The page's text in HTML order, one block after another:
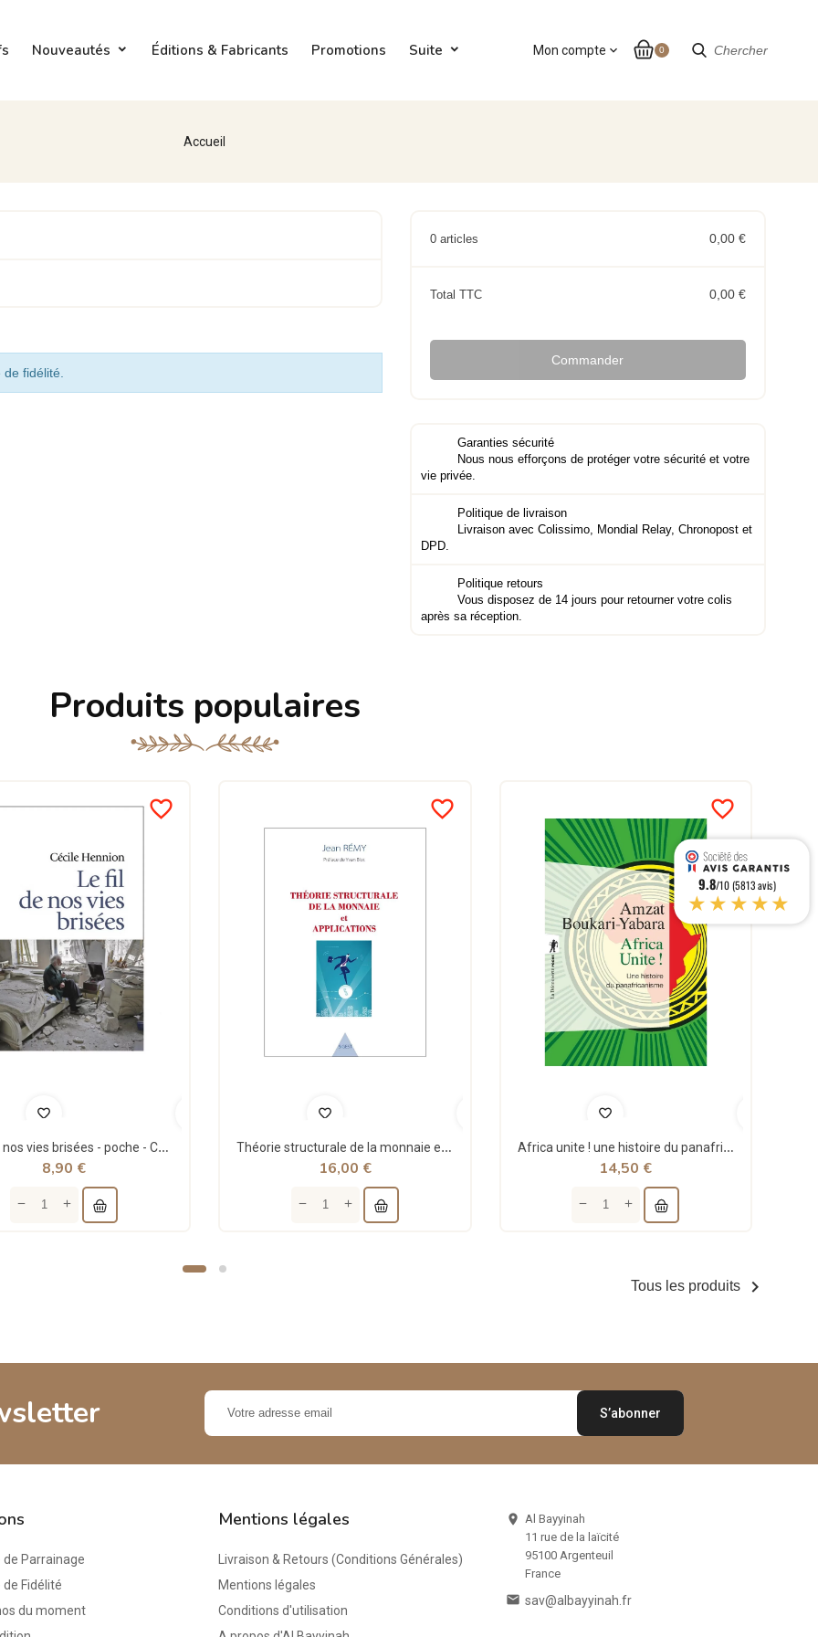
Chercher
Nouveautés Éditions & Fabricants Promotions Suite 0
Mon compte expand_more
Accueil
fidélité.
0 articles 0,00 €
Total TTC 0,00 €
Commander
Garanties sécurité
Nous nous efforçons de protéger votre sécurité et votre
vie privée.
Politique de livraison
Livraison avec Colissimo, Mondial Relay, Chronopost et
DPD.
Politique retours
Vous disposez de 14 jours pour retourner votre colis
après sa réception.
Produits populaires
favorite_border
Le fil de nos vies brisées - poche - Cécile Hennion - Points
8,90 €
favorite_border
Théorie structurale de la monnaie et applications - Jean Rémy - Sigest
16,00 €
favorite_border
Africa unite ! une histoire du panafricanisme - poche - Amzat Boukari-yabara - La découverte
14,50 €
Tous les produits 
Parrainage
Fidélité
du moment
Mentions légales
Livraison & Retours (Conditions Générales)
Mentions légales
Conditions d'utilisation
 Al Bayyinah
11 rue de la laïcité
95100 Argenteuil
France
 sav@albayyinah.fr
9.8/10 (5813 avis)
★★★★★